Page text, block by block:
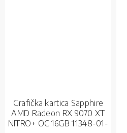
Grafička kartica Sapphire
AMD Radeon RX 9070 XT
NITRO+ OC 16GB 11348-01-